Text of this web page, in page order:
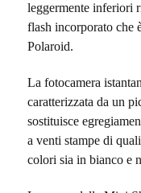
leggermente inferiori
flash incorporato che
Polaroid.
La fotocamera
caratterizzata da un
sostituisce
a venti stampe di
colori sia in bianco e